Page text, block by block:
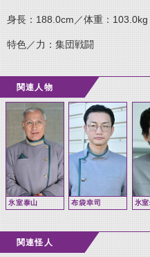
身長：188.0cm／体重：103.0kg
特色／力：集団戦闘
関連人物
氷室泰山 布袋幸司 氷
関連怪人